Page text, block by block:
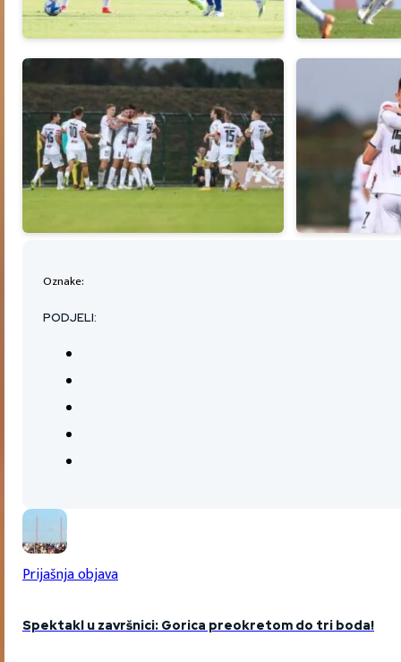
Oznake:
PODJELI:
Prijašnja objava
Spektakl u završnici: Gorica preokretom do tri boda!